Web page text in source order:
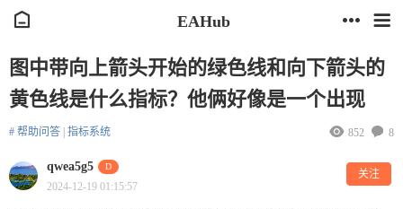
EAHub
图中带向上箭头开始的绿色线和向下箭头的
黄色线是什么指标？他俩好像是一个出现
# 帮助问答 指标系统 8
852
qwea5g5 D
2024-12-19 01:15:57
关注